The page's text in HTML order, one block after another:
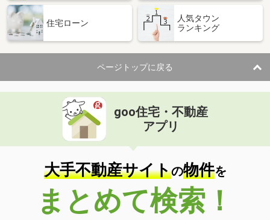
住宅ローン
人気タウン
ランキング
ページトップに戻る
goo住宅・不動産
アプリ
大手不動産サイトの物件を
まとめて検索！